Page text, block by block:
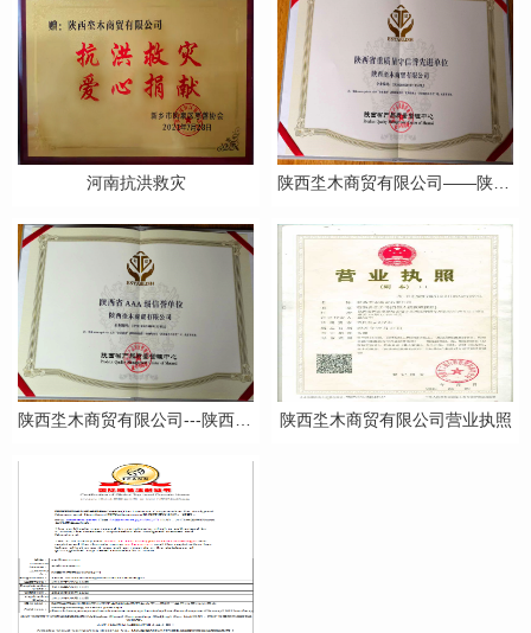
河南抗洪救灾 陕西坔木商贸有限公司——陕西省重质量守信誉**单位
陕西坔木商贸有限公司营业执照